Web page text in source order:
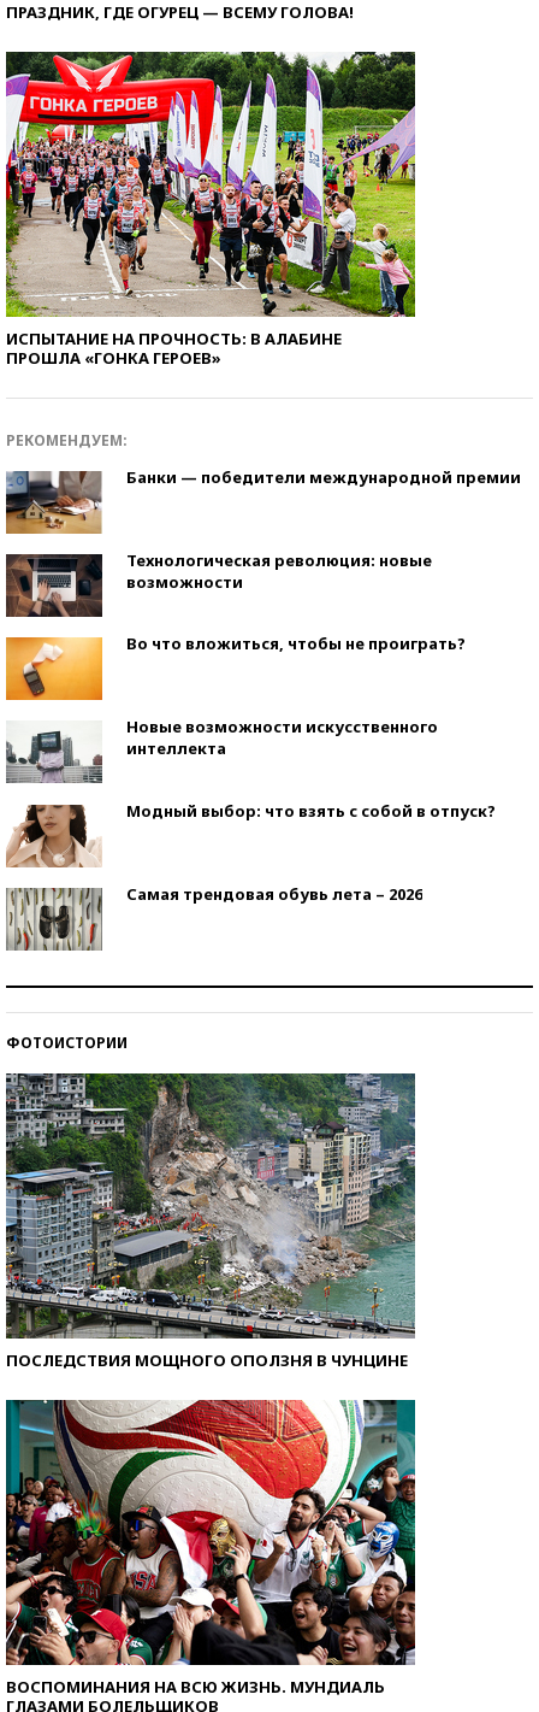
ПРАЗДНИК, ГДЕ ОГУРЕЦ — ВСЕМУ ГОЛОВА!
ИСПЫТАНИЕ НА ПРОЧНОСТЬ: В АЛАБИНЕ
ПРОШЛА «ГОНКА ГЕРОЕВ»
РЕКОМЕНДУЕМ:
Банки — победители международной премии
Технологическая революция: новые
возможности
Во что вложиться, чтобы не проиграть?
Новые возможности искусственного
интеллекта
Модный выбор: что взять с собой в отпуск?
Самая трендовая обувь лета – 2026
ФОТОИСТОРИИ
ПОСЛЕДСТВИЯ МОЩНОГО ОПОЛЗНЯ В ЧУНЦИНЕ
ВОСПОМИНАНИЯ НА ВСЮ ЖИЗНЬ. МУНДИАЛЬ
ГЛАЗАМИ БОЛЕЛЬЩИКОВ